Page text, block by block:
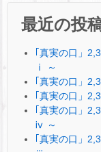
最近の投
｢真実の口」
ⅰ ～
｢真実の口」
｢真実の口」
｢真実の口」
ⅳ ～
｢真実の口」